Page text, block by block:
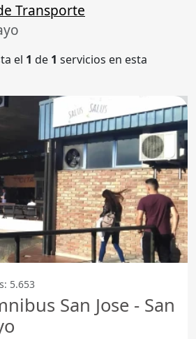
Transporte
el 1 de 1 servicios en esta
5.653
San Jose - San